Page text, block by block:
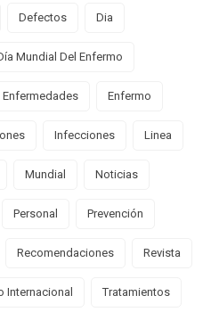
Defectos Dia
Mundial Del Enfermo
Enfermedades Enfermo
Infecciones Linea
Mundial Noticias
Personal Prevención
Recomendaciones Revista
Internacional Tratamientos